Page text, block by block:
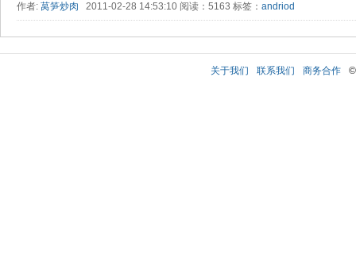
作者: 莴笋炒肉 2011-02-28 14:53:10 阅读：5163 标签： andriod
关于我们 联系我们 商务合作